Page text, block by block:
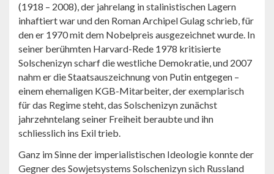
(1918 – 2008), der jahrelang in stalinistischen Lagern
inhaftiert war und den Roman Archipel Gulag schrieb, für
den er 1970 mit dem Nobelpreis ausgezeichnet wurde. In
seiner berühmten Harvard-Rede 1978 kritisierte
Solschenizyn scharf die westliche Demokratie, und 2007
nahm er die Staatsauszeichnung von Putin entgegen –
einem ehemaligen KGB-Mitarbeiter, der exemplarisch
für das Regime steht, das Solschenizyn zunächst
jahrzehntelang seiner Freiheit beraubte und ihn
schliesslich ins Exil trieb.
Ganz im Sinne der imperialistischen Ideologie konnte der
Gegner des Sowjetsystems Solschenizyn sich Russland